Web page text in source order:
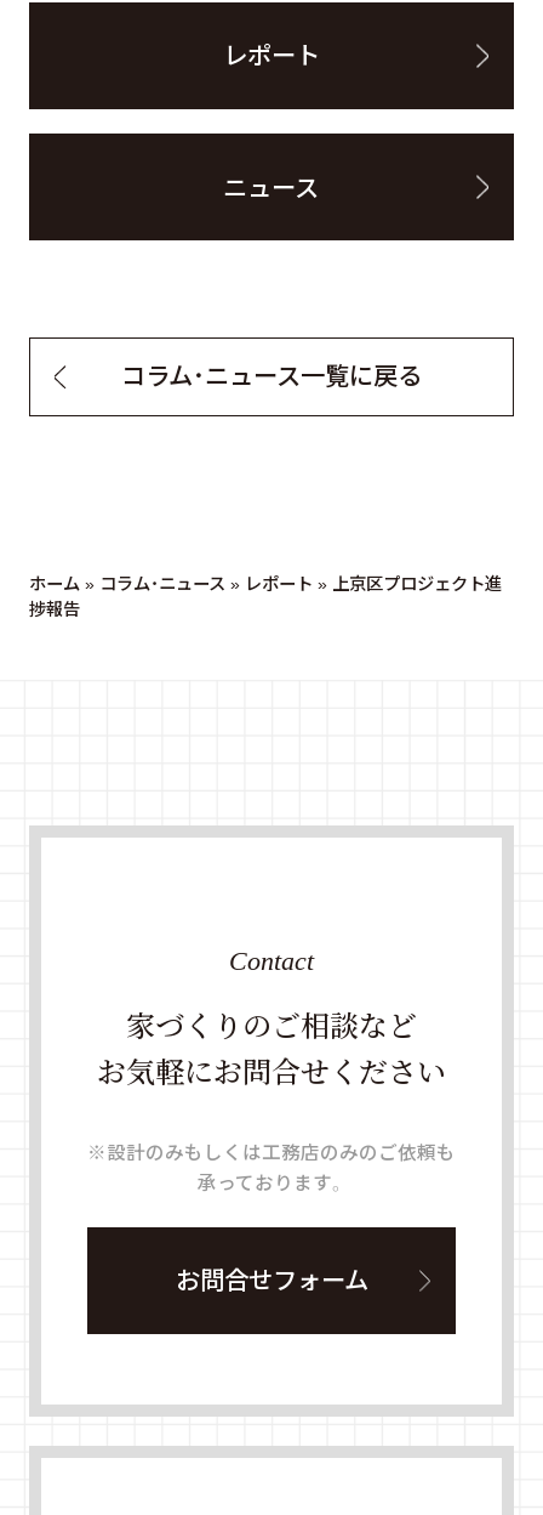
レポート
ニュース
コラム・ニュース一覧に戻る
ホーム » コラム・ニュース » レポート »
上京区プロジェクト進
捗報告
家づくりのご相談など
お気軽にお問合せください
Contact
※設計のみもしくは工務店のみのご依頼も
承っております。
お問合せフォーム